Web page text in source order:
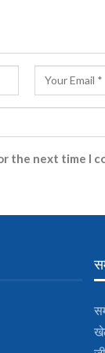
the next time I